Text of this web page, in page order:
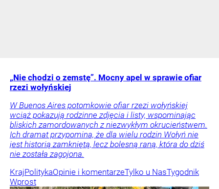
„Nie chodzi o zemstę”. Mocny apel w sprawie ofiar
rzezi wołyńskiej
W Buenos Aires potomkowie ofiar rzezi wołyńskiej
wciąż pokazują rodzinne zdjęcia i listy, wspominając
bliskich zamordowanych z niezwykłym okrucieństwem.
Ich dramat przypomina, że dla wielu rodzin Wołyń nie
jest historią zamkniętą, lecz bolesną raną, która do dziś
nie została zagojona.
KrajPolitykaOpinie i komentarzeTylko u NasTygodnik
Wprost